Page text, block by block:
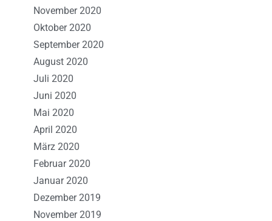
November 2020
Oktober 2020
September 2020
August 2020
Juli 2020
Juni 2020
Mai 2020
April 2020
März 2020
Februar 2020
Januar 2020
Dezember 2019
November 2019